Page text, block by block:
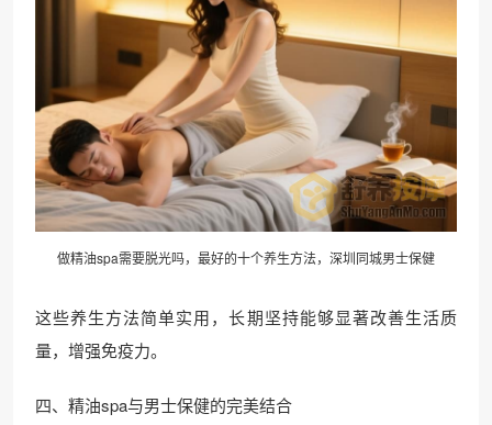
做精油spa需要脱光吗，最好的十个养生方法，深圳同城男士保健
这些养生方法简单实用，长期坚持能够显著改善生活质
量，增强免疫力。
四、精油spa与男士保健的完美结合